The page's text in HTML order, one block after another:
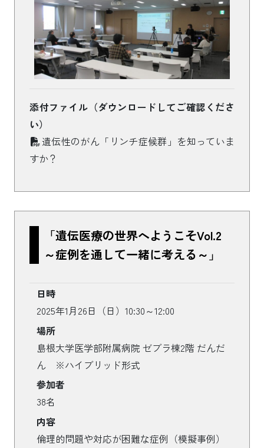
添付ファイル（ダウンロードしてご確認くださ
い）
遺伝性のがん「リンチ症候群」を知っていま
すか？
「遺伝医療の世界へようこそVol.2
～症例を通して一緒に考える～」
日時
2025年1月26日（日）10:30～12:00
場所
島根大学医学部附属病院 ゼブラ棟2階 だんだ
ん ※ハイブリッド形式
参加者
38名
内容
倫理的問題や対応が困難な症例（模擬事例）